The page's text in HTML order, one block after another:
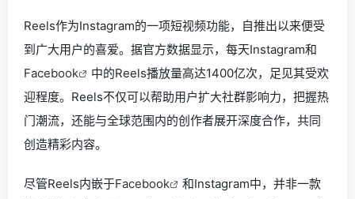
Reels作为Instagram的一项短视频功能，自推出以来便受
到广大用户的喜爱。据官方数据显示，每天Instagram和
Facebook
中的Reels播放量高达1400亿次，足见其受欢
迎程度。Reels不仅可以帮助用户扩大社群影响力，把握热
门潮流，还能与全球范围内的创作者展开深度合作，共同
创造精彩内容。
尽管Reels内嵌于Facebook
和Instagram中，并非一款